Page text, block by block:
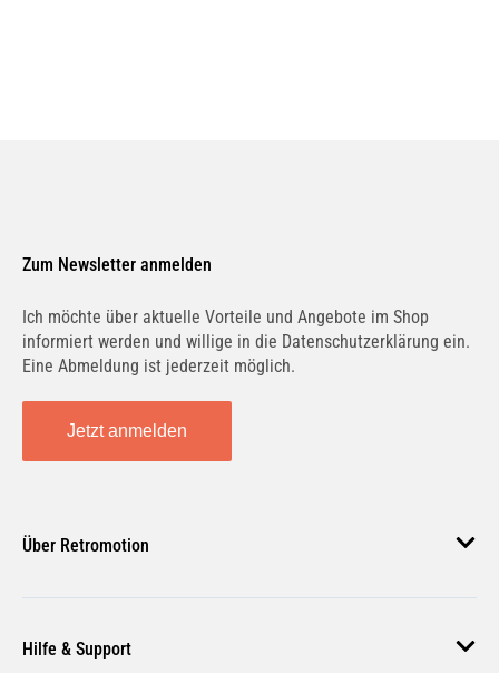
Zum Newsletter anmelden
Ich möchte über aktuelle Vorteile und Angebote im Shop
informiert werden und willige in die Datenschutzerklärung ein.
Eine Abmeldung ist jederzeit möglich.
Jetzt anmelden
Über Retromotion
Unsere Jobs
Hilfe & Support